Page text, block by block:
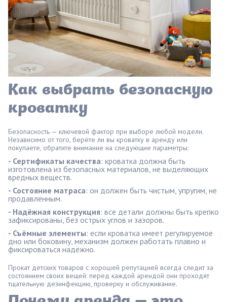
Как выбрать безопасную
кроватку
Безопасность — ключевой фактор при выборе любой модели.
Независимо от того, берёте ли вы кроватку в аренду или
покупаете, обратите внимание на следующие параметры:
- Сертификаты качества: кроватка должна быть
изготовлена из безопасных материалов, не выделяющих
вредных веществ.
- Состояние матраса: он должен быть чистым, упругим, не
продавленным.
- Надёжная конструкция: все детали должны быть крепко
зафиксированы, без острых углов и зазоров.
- Съёмные элементы: если кроватка имеет регулируемое
дно или боковину, механизм должен работать плавно и
фиксироваться надёжно.
Прокат детских товаров с хорошей репутацией всегда следит за
состоянием своих вещей: перед каждой арендой они проходят
тщательную дезинфекцию, проверку и обслуживание.